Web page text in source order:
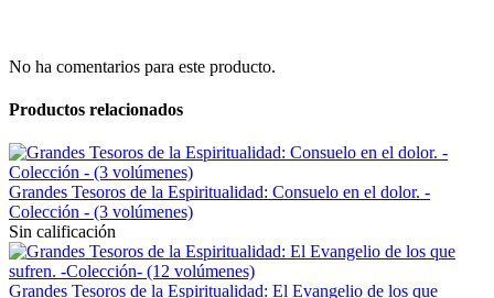
No ha comentarios para este producto.
Productos relacionados
Grandes Tesoros de la Espiritualidad: Consuelo en el dolor. -
Colección - (3 volúmenes)
Sin calificación
Grandes Tesoros de la Espiritualidad: El Evangelio de los que